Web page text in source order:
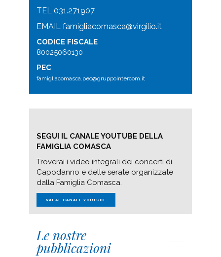
TEL 031.271907
EMAIL famigliacomasca@virgilio.it
CODICE FISCALE
80025060130
PEC
famigliacomasca.pec@gruppointercom.it
SEGUI IL CANALE YOUTUBE DELLA
FAMIGLIA COMASCA
Troverai i video integrali dei concerti di
Capodanno e delle serate organizzate
dalla Famiglia Comasca.
VAI AL CANALE YOUTUBE
Le nostre
pubblicazioni